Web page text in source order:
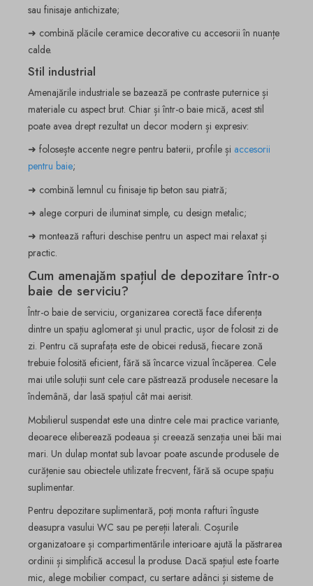
sau finisaje antichizate;
➜ combină plăcile ceramice decorative cu accesorii în nuanțe
calde.
Stil industrial
Amenajările industriale se bazează pe contraste puternice și
materiale cu aspect brut. Chiar și într-o baie mică, acest stil
poate avea drept rezultat un decor modern și expresiv:
➜ folosește accente negre pentru baterii, profile și accesorii
pentru baie;
➜ combină lemnul cu finisaje tip beton sau piatră;
➜ alege corpuri de iluminat simple, cu design metalic;
➜ montează rafturi deschise pentru un aspect mai relaxat și
practic.
Cum amenajăm spațiul de depozitare într-o
baie de serviciu?
Într-o baie de serviciu, organizarea corectă face diferența
dintre un spațiu aglomerat și unul practic, ușor de folosit zi de
zi. Pentru că suprafața este de obicei redusă, fiecare zonă
trebuie folosită eficient, fără să încarce vizual încăperea. Cele
mai utile soluții sunt cele care păstrează produsele necesare la
îndemână, dar lasă spațiul cât mai aerisit.
Mobilierul suspendat este una dintre cele mai practice variante,
deoarece eliberează podeaua și creează senzația unei băi mai
mari. Un dulap montat sub lavoar poate ascunde produsele de
curățenie sau obiectele utilizate frecvent, fără să ocupe spațiu
suplimentar.
Pentru depozitare suplimentară, poți monta rafturi înguste
deasupra vasului WC sau pe pereții laterali. Coșurile
organizatoare și compartimentările interioare ajută la păstrarea
ordinii și simplifică accesul la produse. Dacă spațiul este foarte
mic, alege mobilier compact, cu sertare adânci și sisteme de